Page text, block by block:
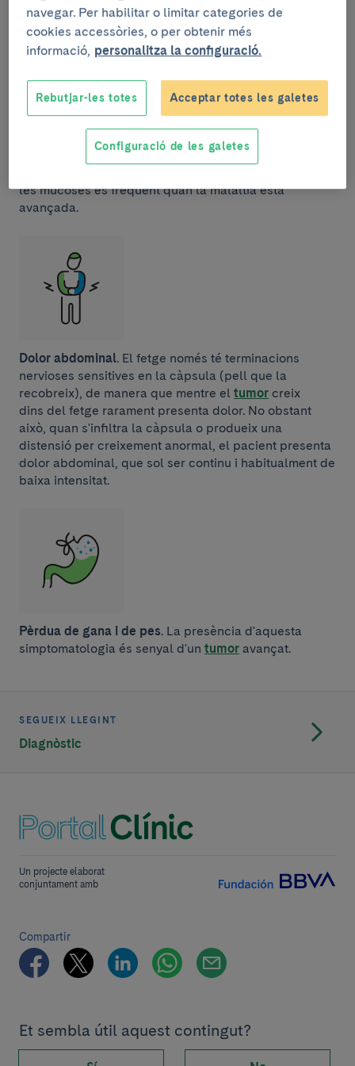
nivell intraabdominal (conegut com ascites) que es
manifesta com augment del perímetre abdominal.
les mucoses és freqüent quan la malaltia està
avançada.
Dolor abdominal. El fetge només té terminacions
nervioses sensitives en la càpsula (pell que la
recobreix), de manera que mentre el tumor creix
dins del fetge rarament presenta dolor. No obstant
això, quan s'infiltra la càpsula o produeix una
distensió per creixement anormal, el pacient presenta
dolor abdominal, que sol ser continu i habitualment de
baixa intensitat.
Pèrdua de gana i de pes. La presència d'aquesta
simptomatologia és senyal d'un tumor avançat.
SEGUEIX LLEGINT
Diagnòstic
Un projecte elaborat
conjuntament amb
Compartir
Et sembla útil aquest contingut?
navegar. Per habilitar o limitar categories de
cookies accessòries, o per obtenir més
informació, personalitza la configuració.
Rebutjar-les totes Acceptar totes les galetes
Configuració de les galetes